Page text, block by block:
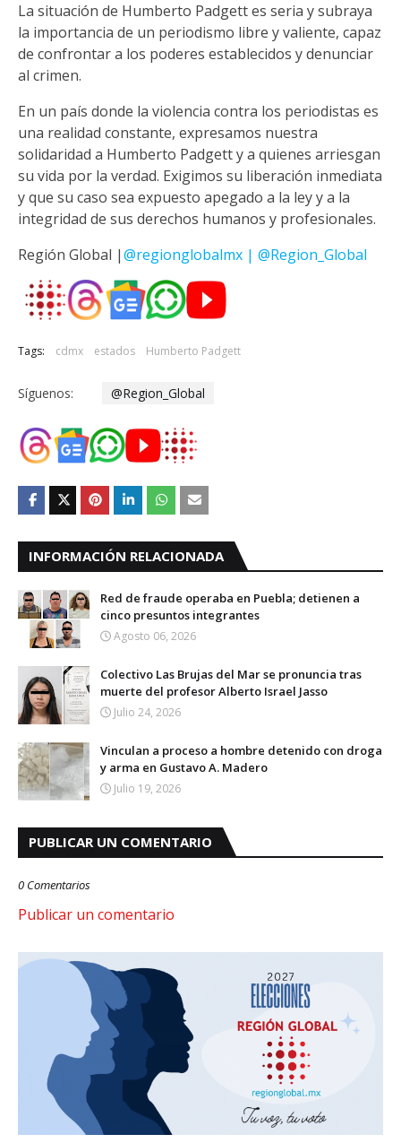
La situación de Humberto Padgett es seria y subraya
la importancia de un periodismo libre y valiente, capaz
de confrontar a los poderes establecidos y denunciar
al crimen.
En un país donde la violencia contra los periodistas es
una realidad constante, expresamos nuestra
solidaridad a Humberto Padgett y a quienes arriesgan
su vida por la verdad. Exigimos su liberación inmediata
y que su caso sea expuesto apegado a la ley y a la
integridad de sus derechos humanos y profesionales.
Región Global |@regionglobalmx | @Region_Global
Tags: cdmx estados Humberto Padgett
Síguenos: @Region_Global
INFORMACIÓN RELACIONADA
Red de fraude operaba en Puebla; detienen a
cinco presuntos integrantes
Agosto 06, 2026
Colectivo Las Brujas del Mar se pronuncia tras
muerte del profesor Alberto Israel Jasso
Julio 24, 2026
Vinculan a proceso a hombre detenido con droga
y arma en Gustavo A. Madero
Julio 19, 2026
PUBLICAR UN COMENTARIO
0 Comentarios
Publicar un comentario